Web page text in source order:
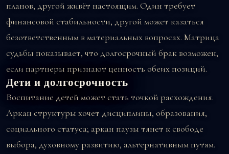
планов, другой живёт настоящим. Один требует
финансовой стабильности, другой может казаться
безответственным в материальных вопросах. Матрица
судьбы показывает, что долгосрочный брак возможен,
если партнеры признают ценность обеих позиций.
Дети и долгосрочность
Воспитание детей может стать точкой расхождения.
Аркан структуры хочет дисциплины, образования,
социального статуса; аркан паузы тянет к свободе
выбора, духовному развитию, альтернативным путям.